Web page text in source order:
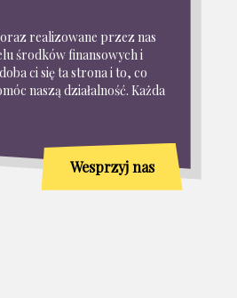
realizowane przez nas
środków finansowych i
ci się ta strona i to, co
naszą działalność. Każda
Wesprzyj nas